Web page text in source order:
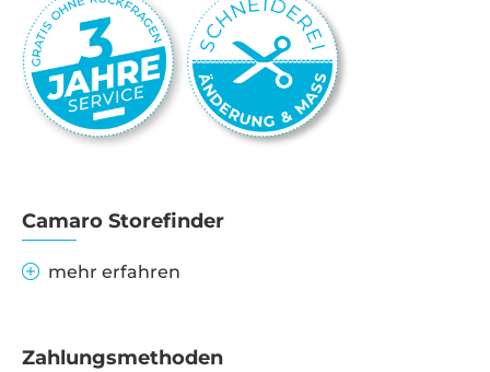
Camaro Storefinder
mehr erfahren
Zahlungsmethoden